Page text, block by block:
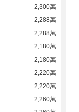
2,300萬
2,288萬
2,288萬
2,180萬
2,180萬
2,220萬
2,220萬
2,260萬